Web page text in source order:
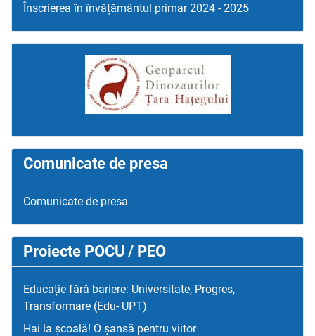
Înscrierea în învățământul primar 2024 - 2025
Comunicate de presa
Comunicate de presa
Proiecte POCU / PEO
Educație fără bariere: Universitate, Progres,
Transformare (Edu- UPT)
Hai la școală! O șansă pentru viitor